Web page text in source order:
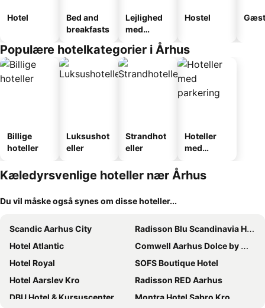
Hotel
Bed and
breakfasts
Lejlighed
med
faciliteter
Hostel
Populære hotelkategorier i Århus
Billige
hoteller
Luksushot
eller
Strandhot
eller
Hoteller
med
Kæledyrsvenlige hoteller nær Århus
Du vil måske også synes om disse hoteller...
Scandic Aarhus City
Radisson Blu Scandinavia Hotel, Aarhus
Hotel Atlantic
Comwell Aarhus Dolce by Wyndham
Hotel Royal
SOFS Boutique Hotel
Hotel Aarslev Kro
Radisson RED Aarhus
DBU Hotel & Kursuscenter
Montra Hotel Sabro Kro